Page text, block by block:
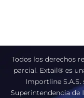
Todos los derechos
parcial. Extail® es
Importline S.A.S.
Superintendencia de